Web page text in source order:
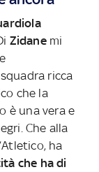
Zidane mi
ricca
che la
è una vera e
Che alla
ha
che ha di